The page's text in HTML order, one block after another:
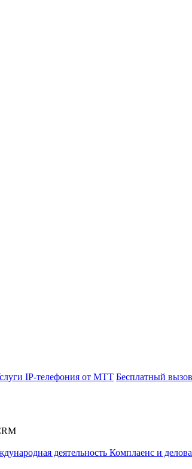
IP-телефония от МТТ Бесплатный
деятельность Комплаенс и